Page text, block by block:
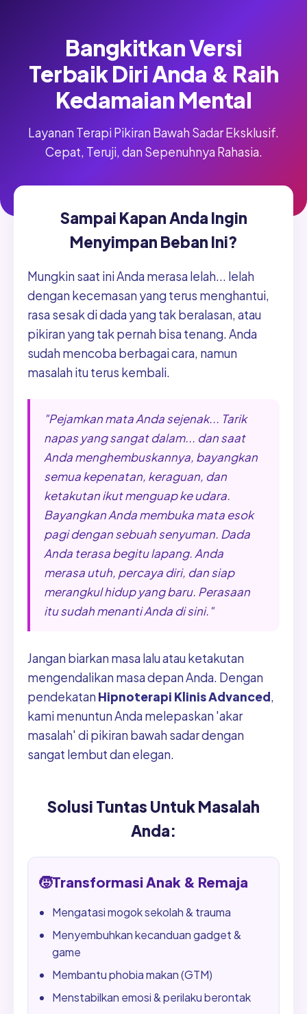
Bangkitkan Versi
Terbaik Diri Anda & Raih
Kedamaian Mental
Layanan Terapi Pikiran Bawah Sadar Eksklusif.
Cepat, Teruji, dan Sepenuhnya Rahasia.
Sampai Kapan Anda Ingin
Menyimpan Beban Ini?
Mungkin saat ini Anda merasa lelah... lelah
dengan kecemasan yang terus menghantui,
rasa sesak di dada yang tak beralasan, atau
pikiran yang tak pernah bisa tenang. Anda
sudah mencoba berbagai cara, namun
masalah itu terus kembali.
"Pejamkan mata Anda sejenak... Tarik
napas yang sangat dalam... dan saat
Anda menghembuskannya, bayangkan
semua kepenatan, keraguan, dan
ketakutan ikut menguap ke udara.
Bayangkan Anda membuka mata esok
pagi dengan sebuah senyuman. Dada
Anda terasa begitu lapang. Anda
merasa utuh, percaya diri, dan siap
merangkul hidup yang baru. Perasaan
itu sudah menanti Anda di sini."
Jangan biarkan masa lalu atau ketakutan
mengendalikan masa depan Anda. Dengan
pendekatan Hipnoterapi Klinis Advanced,
kami menuntun Anda melepaskan 'akar
masalah' di pikiran bawah sadar dengan
sangat lembut dan elegan.
Solusi Tuntas Untuk Masalah
Anda:
🧒Transformasi Anak & Remaja
Mengatasi mogok sekolah & trauma
Menyembuhkan kecanduan gadget &
game
Membantu phobia makan (GTM)
Menstabilkan emosi & perilaku berontak